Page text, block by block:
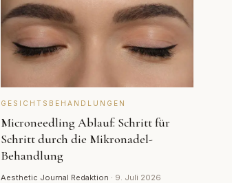
GESICHTSBEHANDLUNGEN
Microneedling Ablauf: Schritt für
Schritt durch die Mikronadel-
Behandlung
Aesthetic Journal Redaktion · 9. Juli 2026